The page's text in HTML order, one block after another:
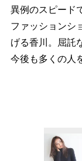
異例のスピード
ファッションシ
げる香川。屈託
今後も多くの人